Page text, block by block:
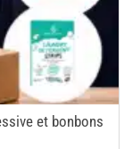
et bonbons